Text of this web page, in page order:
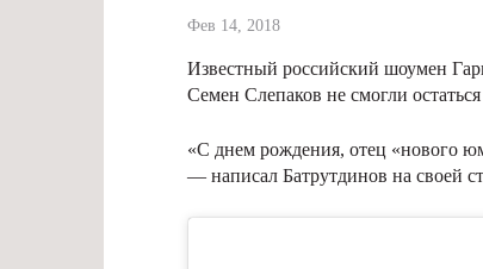
Фев 14, 2018
Известный российский шоумен
Семен Слепаков не смогли
«С днем рождения, отец «нового
— написал Батрутдинов на своей